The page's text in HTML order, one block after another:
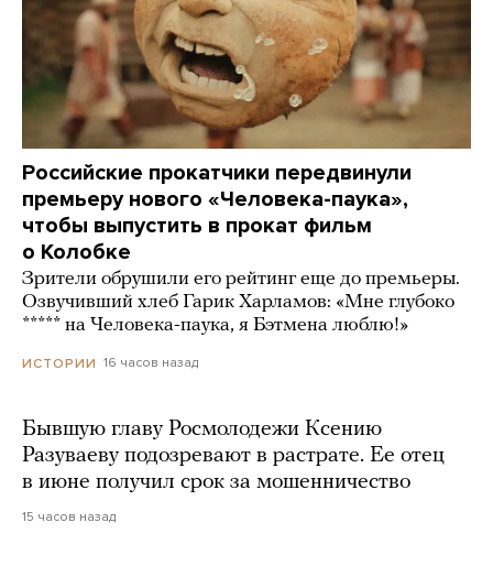
Российские прокатчики передвинули
премьеру нового «Человека-паука»,
чтобы выпустить в прокат фильм
о Колобке
Зрители обрушили его рейтинг еще до премьеры.
Озвучивший хлеб Гарик Харламов: «Мне глубоко
***** на Человека-паука, я Бэтмена люблю!»
ИСТОРИИ 16 часов назад
Бывшую главу Росмолодежи Ксению
Разуваеву подозревают в растрате. Ее отец
в июне получил срок за мошенничество
15 часов назад